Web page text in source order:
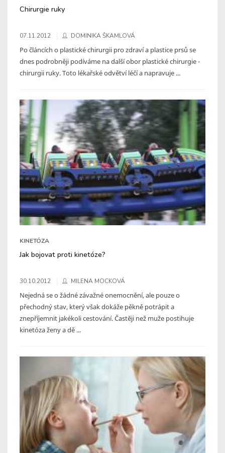
Chirurgie ruky
07.11.2012 DOMINIKA ŠKAMLOVÁ
Po článcích o plastické chirurgii pro zdraví a plastice prsů se
dnes podrobněji podíváme na další obor plastické chirurgie -
chirurgii ruky. Toto lékařské odvětví léčí a napravuje ...
KINETÓZA
Jak bojovat proti kinetóze?
30.10.2012 MILENA MOCKOVÁ
Nejedná se o žádné závažné onemocnění, ale pouze o
přechodný stav, který však dokáže pěkně potrápit a
znepříjemnit jakékoli cestování. Častěji než muže postihuje
kinetóza ženy a dě ...